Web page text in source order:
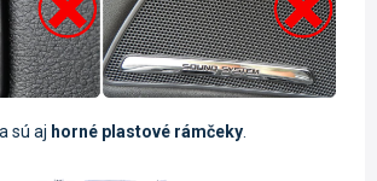
sú aj horné plastové rámčeky